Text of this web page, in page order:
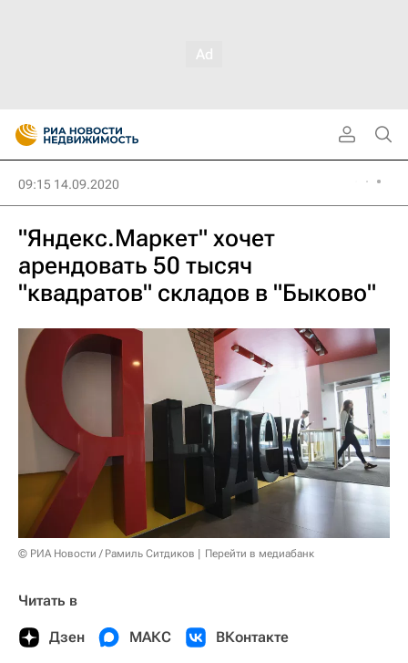
09:15 14.09.2020
"Яндекс.Маркет" хочет
арендовать 50 тысяч
"квадратов" складов в "Быково"
© РИА Новости / Рамиль Ситдиков Перейти в медиабанк
Читать в
Дзен МАКС ВКонтакте